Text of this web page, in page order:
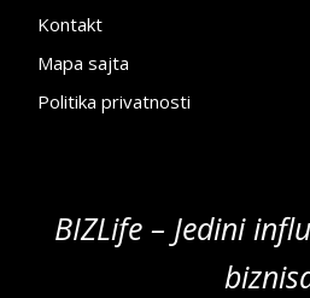
Kontakt
Mapa sajta
Politika privatnosti
BIZLife – Jedini